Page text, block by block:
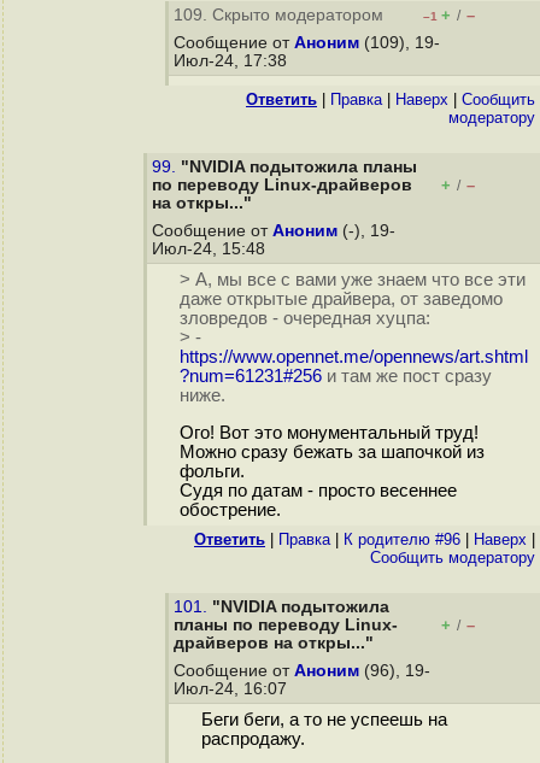
109. Скрыто модератором –1 + / –
Сообщение от Аноним (109), 19-
Июл-24, 17:38
Ответить Правка| Наверх
Cообщить
модератору
99. "NVIDIA подытожила планы
по переводу Linux-драйверов
на откры..."
+ / –
Сообщение от Аноним (-), 19-
Июл-24, 15:48
> А, мы все с вами уже знаем что все эти
даже открытые драйвера, от заведомо
зловредов - очередная хуцпа:
> -
https://www.opennet.me/opennews/art.shtml
?num=61231#256и там же пост сразу
ниже.
Ого! Вот это монументальный труд!
Можно сразу бежать за шапочкой из
фольги.
Судя по датам - просто весеннее
обострение.
Ответить Правка| К родителю #96 Наверх
Cообщить модератору
101. "NVIDIA подытожила
планы по переводу Linux-
драйверов на откры..."
+ / –
Сообщение от Аноним (96), 19-
Июл-24, 16:07
Беги беги, а то не успеешь на
распродажу.